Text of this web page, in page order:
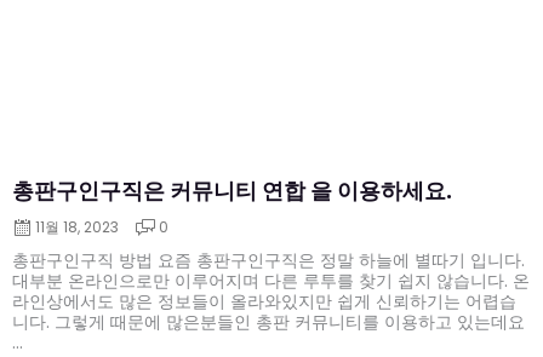
총판구인구직은 커뮤니티 연합 을 이용하세요.
11월 18, 2023 0
총판구인구직 방법 요즘 총판구인구직은 정말 하늘에 별따기 입니다.
대부분 온라인으로만 이루어지며 다른 루투를 찾기 쉽지 않습니다. 온
라인상에서도 많은 정보들이 올라와있지만 쉽게 신뢰하기는 어렵습
니다. 그렇게 때문에 많은분들인 총판 커뮤니티를 이용하고 있는데요
...